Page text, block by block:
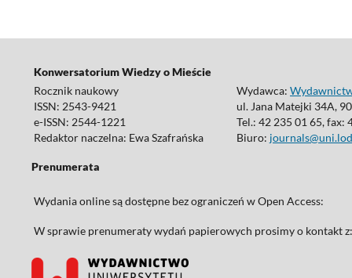
Konwersatorium Wiedzy o Mieście
Rocznik naukowy
ISSN: 2543-9421
e-ISSN: 2544-1221
Redaktor naczelna: Ewa Szafrańska
Wydawca:
ul. Jana Matejki 34A,
Tel.: 42 235 01 65, fax:
Biuro:
Prenumerata
Wydania online są dostępne bez ograniczeń w Open Access:
W sprawie prenumeraty wydań papierowych prosimy o kontakt z: